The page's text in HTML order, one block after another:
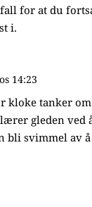
for at du
i.
14:23
kloke tanker
gleden
bli svimmel av